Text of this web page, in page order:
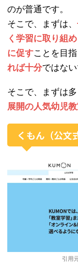
のが普通です。
そこで、まずは、
く学習に取り組
に促すことを目
れば十分ではない
そこで、まずは
展開の人気幼児
くもん（公文
引用